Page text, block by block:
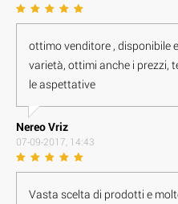
ottimo venditore , disponibile
varietà, ottimi anche i prezzi,
le aspettative
Nereo Vriz
07-09-2017, 14:43
Vasta scelta di prodotti e